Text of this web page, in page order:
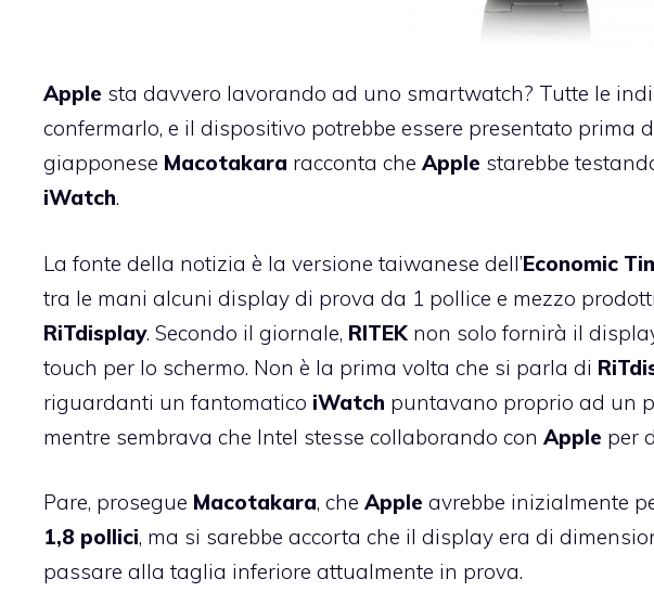
Apple sta davvero lavorando ad uno smartwatch? Tutte le
confermarlo, e il dispositivo potrebbe essere presentato prima
giapponese Macotakara racconta che Apple starebbe
iWatch.
La fonte della notizia è la versione taiwanese dell’Economic
tra le mani alcuni display di prova da 1 pollice e mezzo
RiTdisplay. Secondo il giornale, RITEK non solo fornirà il
touch per lo schermo. Non è la prima volta che si parla di
riguardanti un fantomatico iWatch puntavano proprio ad un
mentre sembrava che Intel stesse collaborando con Apple per
Pare, prosegue Macotakara, che Apple avrebbe inizialmente
1,8 pollici, ma si sarebbe accorta che il display era di
passare alla taglia inferiore attualmente in prova.